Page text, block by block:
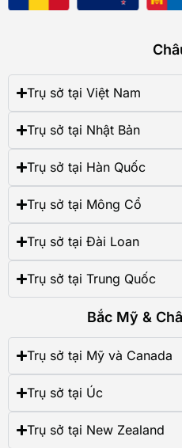
Trụ sở tại Việt Nam
Trụ sở tại Nhật Bản
Trụ sở tại Hàn Quốc
Trụ sở tại Mông Cổ
Trụ sở tại Đài Loan
Trụ sở tại Trung Quốc
Bắc Mỹ &
Trụ sở tại Mỹ và Canada
Trụ sở tại Úc
Trụ sở tại New Zealand